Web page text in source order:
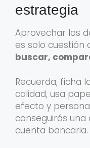
estrategia
Aprovechar los
es solo cuestión
buscar,
Recuerda, ficha
calidad, usa
efecto y
conseguirás una
cuenta bancaria.